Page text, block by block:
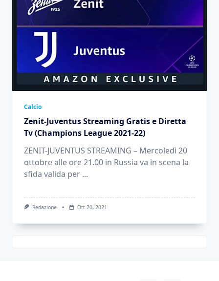
Calcio
Zenit-Juventus Streaming Gratis e Diretta
Tv (Champions League 2021-22)
ZENIT-JUVENTUS STREAMING – Mercoledì 20
ottobre alle ore 21.00 in Russia va in scena la
sfida valida per ...
Redazione Ott 20, 2021